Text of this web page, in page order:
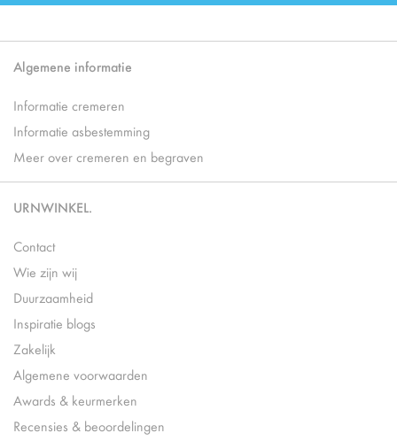
Algemene informatie
Informatie cremeren
Informatie asbestemming
Meer over cremeren en begraven
URNWINKEL.
Contact
Wie zijn wij
Duurzaamheid
Inspiratie blogs
Zakelijk
Algemene voorwaarden
Awards & keurmerken
Recensies & beoordelingen